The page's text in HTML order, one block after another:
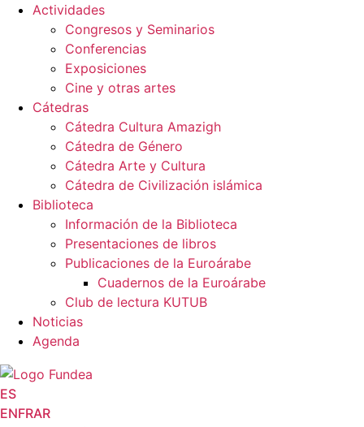
Actividades
Congresos y Seminarios
Conferencias
Exposiciones
Cine y otras artes
Cátedras
Cátedra Cultura Amazigh
Cátedra de Género
Cátedra Arte y Cultura
Cátedra de Civilización islámica
Biblioteca
Información de la Biblioteca
Presentaciones de libros
Publicaciones de la Euroárabe
Cuadernos de la Euroárabe
Club de lectura KUTUB
Noticias
Agenda
ES
ENFRAR